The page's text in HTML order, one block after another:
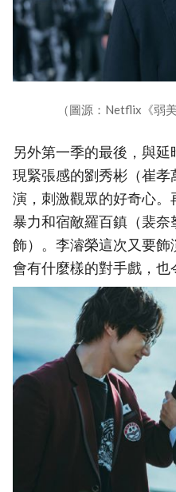
（圖源：Netflix《弱
另外第一季的最後，與
現緊張感的劉秀彬（崔孝
演，刺激觀眾的好奇心
暴力和宿敵羅百鎮（裴奈
飾）。李濬榮這次又要
會有什麼樣的對手戲，也